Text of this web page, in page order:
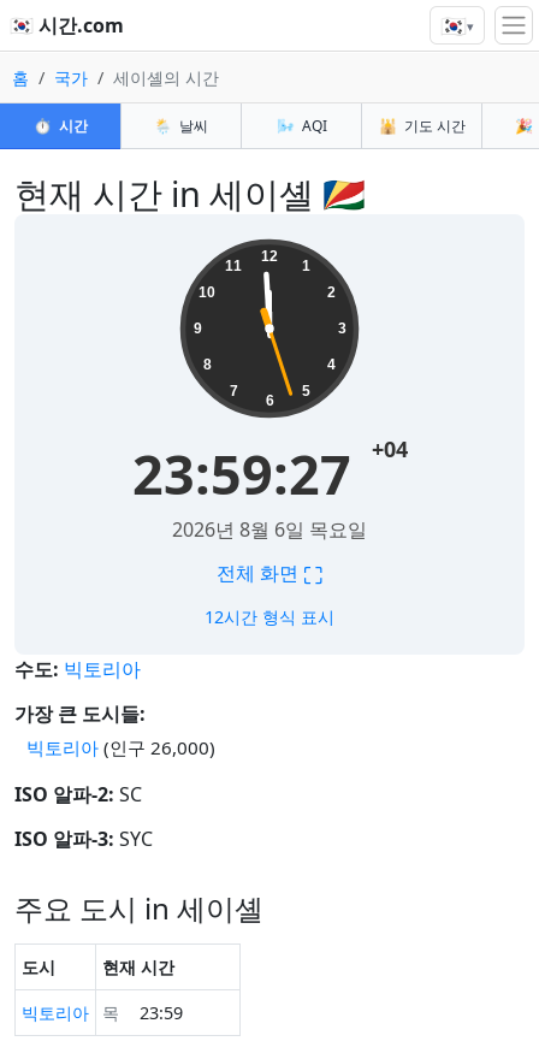
🇰🇷 시간.com 🇰🇷▾
홈 국가 세이셸의 시간
⏱️ 시간 🌦️ 날씨 🌬️ AQI 🕌 기도 시간 🎉
현재 시간 in 세이셸 🇸🇨
12
1
2
3
4
5
6
7
8
9
10
11
23:59:27 +04
2026년 8월 6일 목요일
전체 화면 ⛶
12시간 형식 표시
수도: 빅토리아
가장 큰 도시들:
빅토리아 (인구 26,000)
ISO 알파-2: SC
ISO 알파-3: SYC
주요 도시 in 세이셸
도시
현재 시간
빅토리아
목 23:59